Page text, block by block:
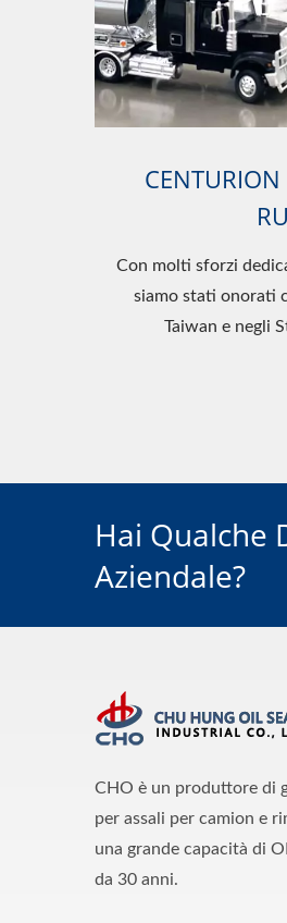
Con molti sforzi
siamo stati onorati
Taiwan e negli
Hai Qualche
Aziendale?
CHO è un produttore di
per assali per camion e
una grande capacità di
da 30 anni.